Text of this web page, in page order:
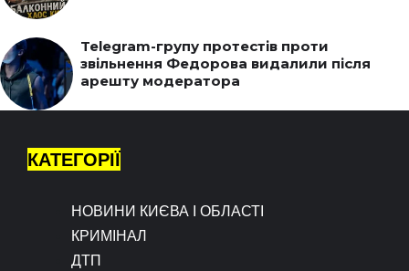
Telegram-групу протестів проти
звільнення Федорова видалили після
арешту модератора
КАТЕГОРІЇ
НОВИНИ КИЄВА І ОБЛАСТІ
КРИМІНАЛ
ДТП